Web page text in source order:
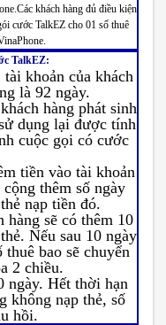
khách hàng đủ điều kiện
cước TalkEZ cho 01 số thuê
TalkEZ:
khoản của khách
là 92 ngày.
hàng phát sinh
dụng lại được tính
cuộc gọi có cước
tiền vào tài khoản
thêm số ngày
nạp tiền đó.
sẽ có thêm 10
Nếu sau 10 ngày
bao sẽ chuyển
2 chiều.
ngày. Hết thời hạn
không nạp thẻ, số
hồi.